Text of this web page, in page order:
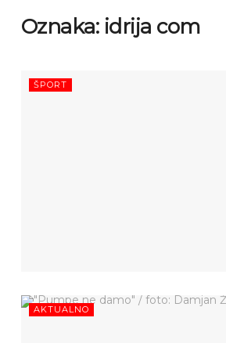
Oznaka: idrija com
ŠPORT
AKTUALNO